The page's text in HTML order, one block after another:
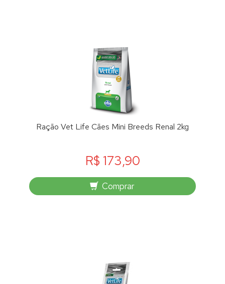
Ração Vet Life Cães Mini Breeds Renal 2kg
R$ 173,90
Comprar